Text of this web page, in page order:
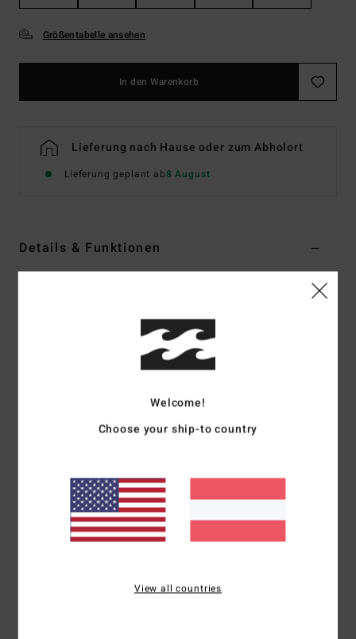
Größentabelle ansehen
In den Warenkorb
Lieferung nach Hause oder zum Abholort
Lieferung geplant ab8 August
Details & Funktionen
Regular Fit
Rundhalsausschnitt
Puff-Print auf Brust und Rücken
Zusammensetzung[Hauptstoff] 55 % Baumwolle, 25 %
recycelte Baumwolle, 20 % recyceltes Polyester
Welcome!
Choose your ship-to country
View all countries